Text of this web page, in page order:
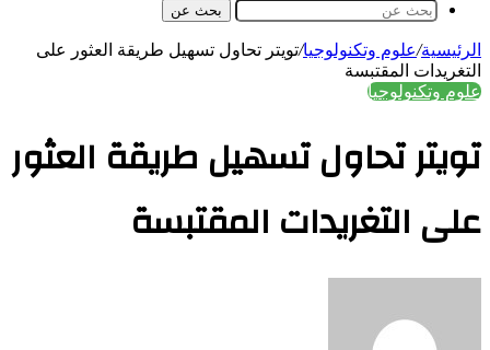
بحث عن
الرئيسية/علوم وتكنولوجيا/تويتر تحاول تسهيل طريقة العثور على
التغريدات المقتبسة
علوم وتكنولوجيا
تويتر تحاول تسهيل طريقة العثور
على التغريدات المقتبسة